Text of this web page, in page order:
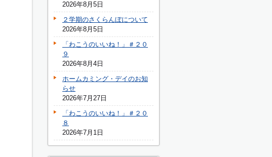
2026年8月5日
２学期のさくらんぼについて
2026年8月5日
「わこうのいいね！」＃２０
９
2026年8月4日
ホームカミング・デイのお知
らせ
2026年7月27日
「わこうのいいね！」＃２０
８
2026年7月1日